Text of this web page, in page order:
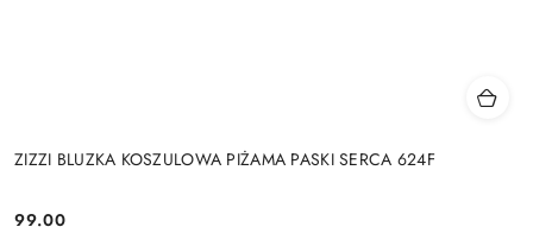
ZIZZI BLUZKA KOSZULOWA PIŻAMA PASKI SERCA 624F
Cena:
99.00